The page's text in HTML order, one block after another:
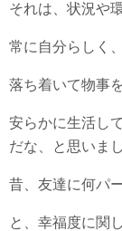
それは、状況や
常に自分らしく、
落ち着いて物事
安らかに生活し
だな、と思いまし
昔、友達に何パ
と、幸福度に関